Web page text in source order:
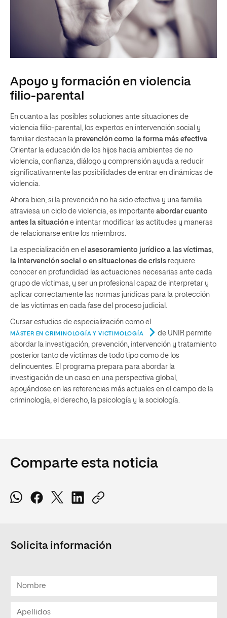
Apoyo y formación en violencia
filio-parental
En cuanto a las posibles soluciones ante situaciones de
violencia filio-parental, los expertos en intervención social y
familiar destacan la prevención como la forma más efectiva
Orientar la educación de los hijos hacia ambientes de no
violencia, confianza, diálogo y comprensión ayuda a reducir
significativamente las posibilidades de entrar en dinámicas de
violencia.
Ahora bien, si la prevención no ha sido efectiva y una familia
atraviesa un ciclo de violencia, es importante abordar cuanto
antes la situación e intentar modificar las actitudes y maneras
de relacionarse entre los miembros.
La especialización en el asesoramiento jurídico a las víctimas
la intervención social o en situaciones de crisis requiere
conocer en profundidad las actuaciones necesarias ante cada
grupo de víctimas, y ser un profesional capaz de interpretar y
aplicar correctamente las normas jurídicas para la protección
de las víctimas en cada fase del proceso judicial.
Cursar estudios de especialización como el
MÁSTER EN CRIMINOLOGÍA Y VICTIMOLOGÍA
de UNIR permite
abordar la investigación, prevención, intervención y tratamiento
posterior tanto de víctimas de todo tipo como de los
delincuentes. El programa prepara para abordar la
investigación de un caso en una perspectiva global,
apoyándose en las referencias más actuales en el campo de la
criminología, el derecho, la psicología y la sociología.
Comparte esta noticia
Solicita información